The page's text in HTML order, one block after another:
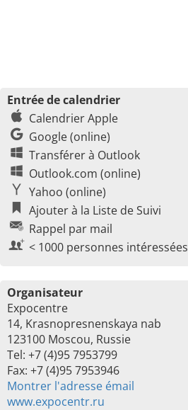
Entrée de calendrier
Calendrier Apple
Google (online)
Transférer à Outlook
Outlook.com (online)
Yahoo (online)
Ajouter à la Liste de Suivi
Rappel par mail
< 1000 personnes intéressées
Organisateur
Expocentre
14, Krasnopresnenskaya nab
123100 Moscou, Russie
Tel: +7 (4)95 7953799
Fax: +7 (4)95 7953946
Montrer l'adresse émail
www.expocentr.ru